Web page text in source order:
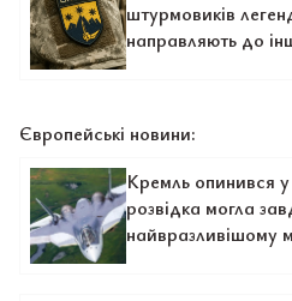
штурмовиків
направляють до
Європейські новини:
Кремль опинився у
розвідка могла
найвразливішому